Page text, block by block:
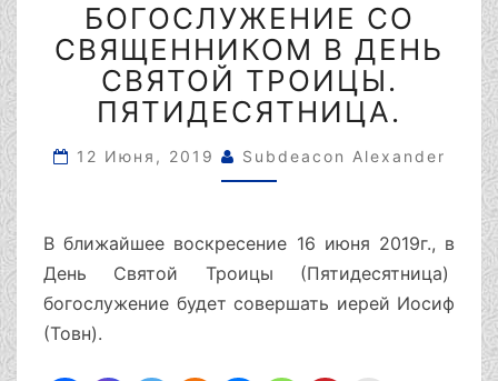
СО
СВЯЩЕННИКОМ
В
ДЕНЬ
СВЯТОЙ
ПЯТИДЕСЯТНИЦА.
БОГОСЛУЖЕНИЕ СО
СВЯЩЕННИКОМ В ДЕНЬ
СВЯТОЙ ТРОИЦЫ.
ПЯТИДЕСЯТНИЦА.
12 Июня, 2019 Subdeacon Alexander
В ближайшее воскресение 16 июня 2019г., в
День Святой Троицы (Пятидесятница)
богослужение будет совершать иерей Иосиф
(Товн).